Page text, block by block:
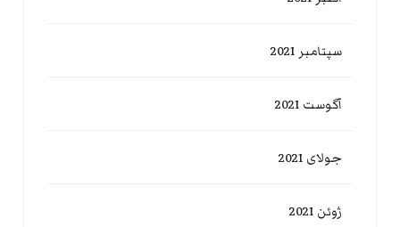
سپتامبر 2021
آگوست 2021
جولای 2021
ژوئن 2021